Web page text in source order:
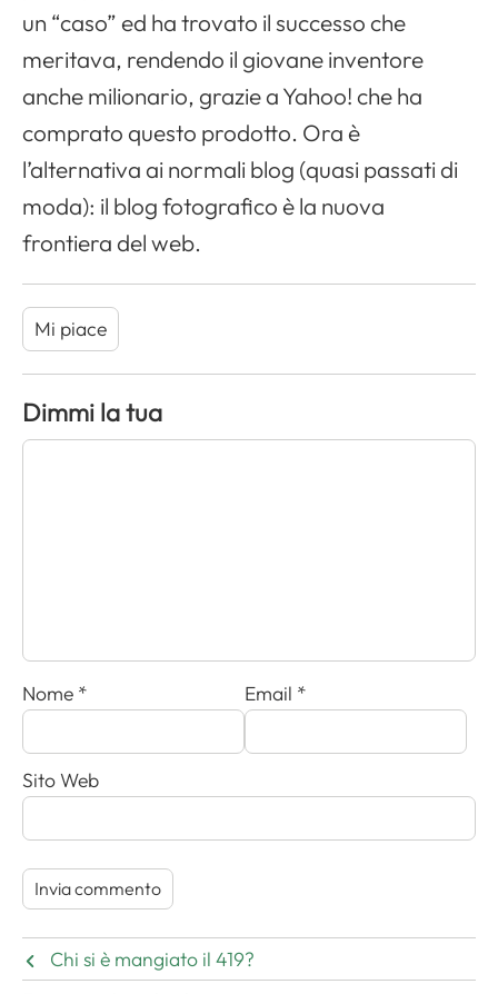
un “caso” ed ha trovato il successo che
meritava, rendendo il giovane inventore
anche milionario, grazie a Yahoo! che ha
comprato questo prodotto. Ora è
l’alternativa ai normali blog (quasi passati di
moda): il blog fotografico è la nuova
frontiera del web.
Mi piace
Dimmi la tua
Nome * Email *
Sito Web
Chi si è mangiato il 419?